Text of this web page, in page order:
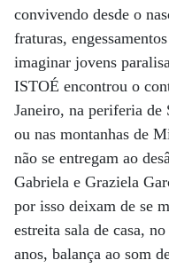
convivendo desde o
fraturas,
imaginar jovens
ISTOÉ encontrou o
Janeiro, na periferia
ou nas montanhas de
não se entregam ao
Gabriela e Graziela
por isso deixam de se
estreita sala de casa,
anos, balança ao som